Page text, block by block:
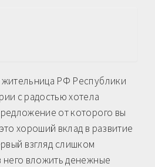
жительница РФ Республики
с радостью хотела
от которого вы
хороший вклад в развитие
взгляд слишком
него вложить денежные